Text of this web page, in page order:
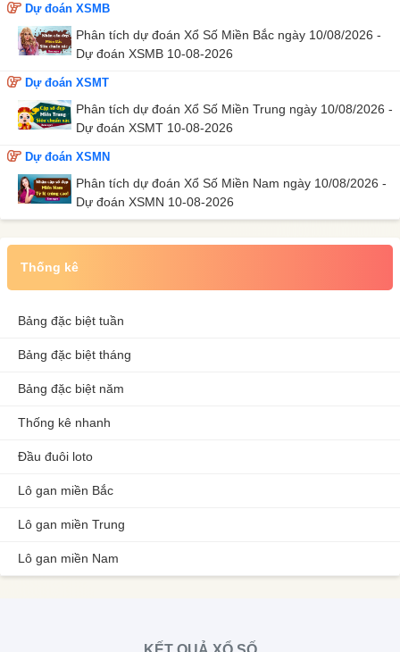
Dự đoán XSMB
Phân tích dự đoán Xổ Số Miền Bắc ngày 10/08/2026 -
Dự đoán XSMB 10-08-2026
Dự đoán XSMT
Phân tích dự đoán Xổ Số Miền Trung ngày 10/08/2026 -
Dự đoán XSMT 10-08-2026
Dự đoán XSMN
Phân tích dự đoán Xổ Số Miền Nam ngày 10/08/2026 -
Dự đoán XSMN 10-08-2026
Thống kê
Bảng đặc biệt tuần
Bảng đặc biệt tháng
Bảng đặc biệt năm
Thống kê nhanh
Đầu đuôi loto
Lô gan miền Bắc
Lô gan miền Trung
Lô gan miền Nam